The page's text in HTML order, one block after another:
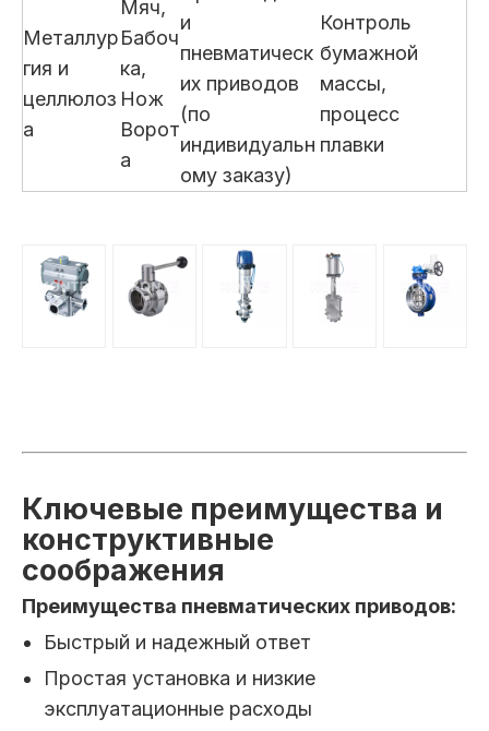
Металлур
гия и
целлюлоз
а
Мяч,
Бабоч
ка,
Нож
Ворот
а
и
пневматическ
их приводов
(по
индивидуальн
ому заказу)
Контроль
бумажной
массы,
процесс
плавки
Ключевые преимущества и
конструктивные
соображения
Преимущества пневматических приводов:
Быстрый и надежный ответ
Простая установка и низкие
эксплуатационные расходы